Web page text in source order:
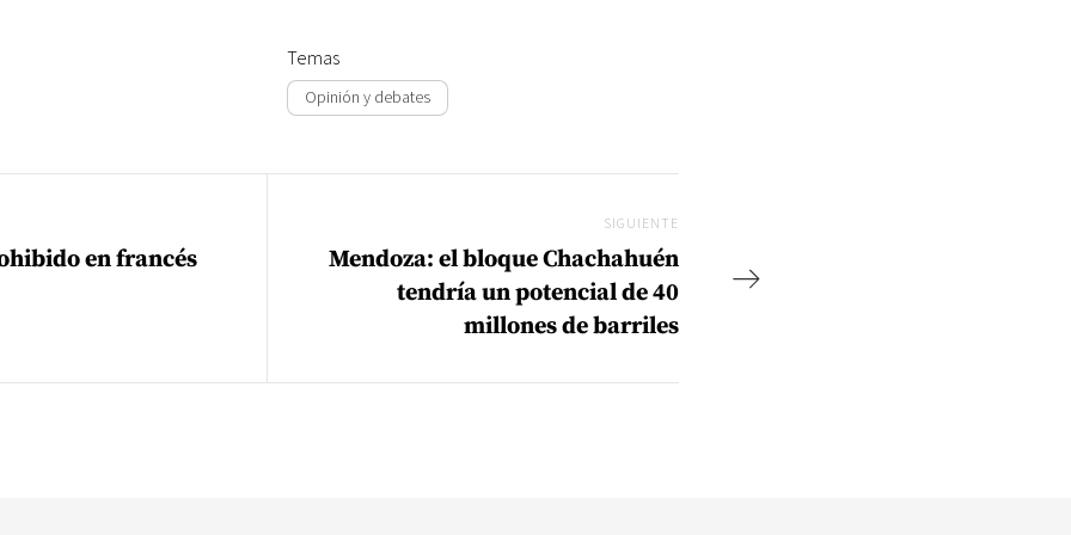
Temas
Opinión y debates
en francés
SIGUIENTE
Mendoza: el bloque Chachahuén
tendría un potencial de 40
millones de barriles